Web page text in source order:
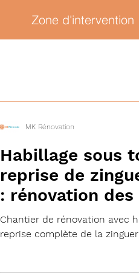
Zone d'intervention
Habillage sous
reprise de
: rénovation
toit
Chantier de rénovation avec
reprise complète de la
MK Rénovation